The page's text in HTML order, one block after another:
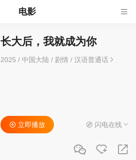
电影
长大后，我就成为你
2025 / 中国大陆 / 剧情/ 汉语普通话
立即播放 闪电在线